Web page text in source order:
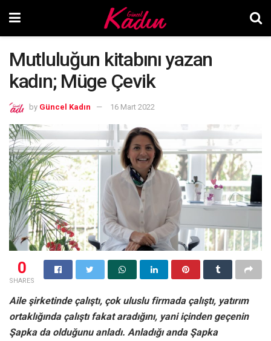
Mutluluğun kitabını yazan
kadın; Müge Çevik
by Güncel Kadın 16 Mart 2022
0
SHARES
Aile şirketinde çalıştı, çok uluslu firmada çalıştı, yatırım
ortaklığında çalıştıfakat aradığını, yani içinden geçenin
Şapka da olduğunu anladı. Anladığı anda Şapka